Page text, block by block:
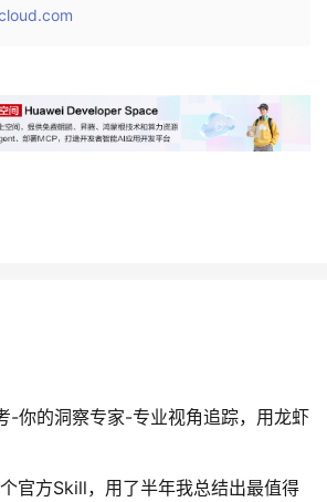
-你的洞察专家-专业视角追踪，用龙虾
官方Skill，用了半年我总结出最值得